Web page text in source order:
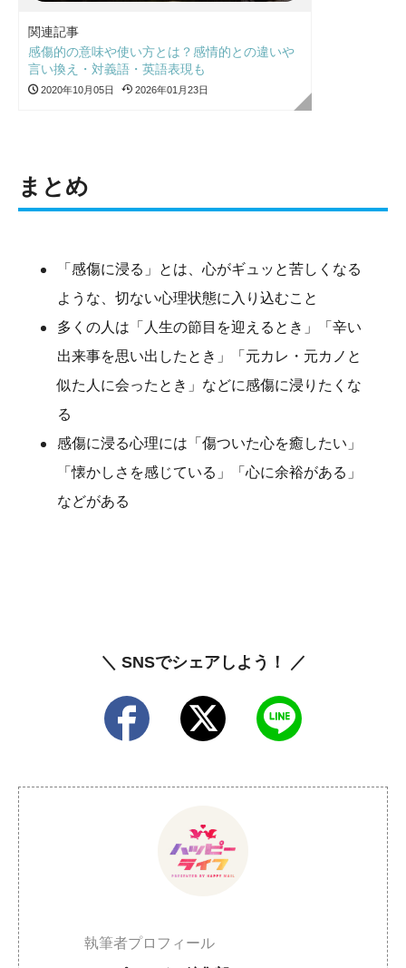
関連記事
感傷的の意味や使い方とは？感情的との違いや
言い換え・対義語・英語表現も
2020年10月05日 2026年01月23日
まとめ
「感傷に浸る」とは、心がギュッと苦しくなる
ような、切ない心理状態に入り込むこと
多くの人は「人生の節目を迎えるとき」「辛い
出来事を思い出したとき」「元カレ・元カノと
似た人に会ったとき」などに感傷に浸りたくな
る
感傷に浸る心理には「傷ついた心を癒したい」
「懐かしさを感じている」「心に余裕がある」
などがある
＼ SNSでシェアしよう！ ／
執筆者プロフィール